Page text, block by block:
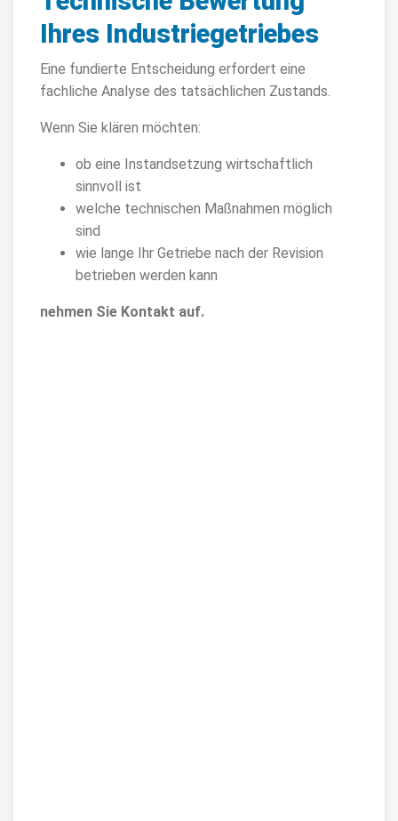
Ihres Industriegetriebes
Eine fundierte Entscheidung erfordert eine
fachliche Analyse des tatsächlichen Zustands.
Wenn Sie klären möchten:
ob eine Instandsetzung wirtschaftlich
sinnvoll ist
welche technischen Maßnahmen möglich
sind
wie lange Ihr Getriebe nach der Revision
betrieben werden kann
nehmen Sie Kontakt auf.